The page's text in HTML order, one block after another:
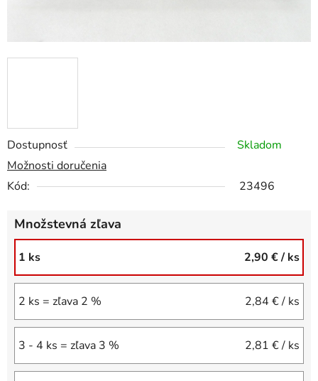
Dostupnosť
Skladom
Možnosti doručenia
Kód:
23496
Množstevná zľava
1 ks 2,90 €/ ks
2 ks = zľava 2 % 2,84 €/ ks
3 - 4 ks = zľava 3 % 2,81 €/ ks